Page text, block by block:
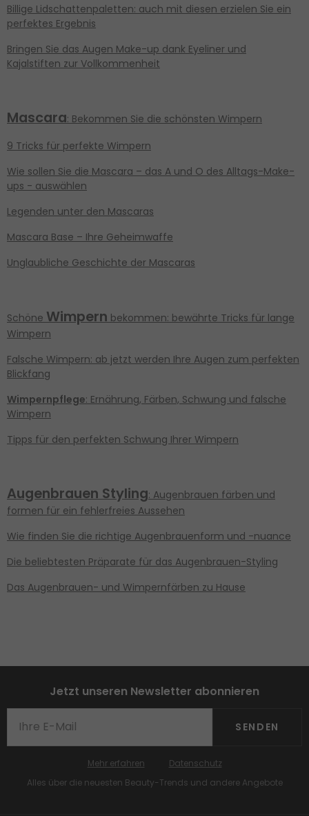
Billige Lidschattenpaletten: auch mit diesen erzielen Sie ein
perfektes Ergebnis
Bringen Sie das Augen Make-up dank Eyeliner und
Kajalstiften zur Vollkommenheit
Mascara: Bekommen Sie die schönsten Wimpern
9 Tricks für perfekte Wimpern
Wie sollen Sie die Mascara – das A und O des Alltags-Make-
ups - auswählen
Legenden unter den Mascaras
Mascara Base – Ihre Geheimwaffe
Unglaubliche Geschichte der Mascaras
Schöne Wimpern bekommen: bewährte Tricks für lange
Wimpern
Falsche Wimpern: ab jetzt werden Ihre Augen zum perfekten
Blickfang
Wimpernpflege: Ernährung, Färben, Schwung und falsche
Wimpern
Tipps für den perfekten Schwung Ihrer Wimpern
Augenbrauen Styling: Augenbrauen färben und
formen für ein fehlerfreies Aussehen
Wie finden Sie die richtige Augenbrauenform und -nuance
Die beliebtesten Präparate für das Augenbrauen-Styling
Das Augenbrauen- und Wimpernfärben zu Hause
Jetzt unseren Newsletter abonnieren
SENDEN
Alles über die neuesten Beauty-Trends und andere Angebote
Mehr erfahren Datenschutz